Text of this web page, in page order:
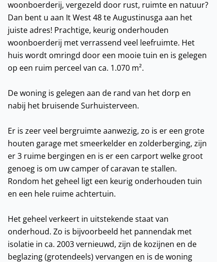
woonboerderij, vergezeld door rust, ruimte en natuur?
Dan bent u aan It West 48 te Augustinusga aan het
juiste adres! Prachtige, keurig onderhouden
woonboerderij met verrassend veel leefruimte. Het
huis wordt omringd door een mooie tuin en is gelegen
op een ruim perceel van ca. 1.070 m².
De woning is gelegen aan de rand van het dorp en
nabij het bruisende Surhuisterveen.
Er is zeer veel bergruimte aanwezig, zo is er een grote
houten garage met smeerkelder en zolderberging, zijn
er 3 ruime bergingen en is er een carport welke groot
genoeg is om uw camper of caravan te stallen.
Rondom het geheel ligt een keurig onderhouden tuin
en een hele ruime achtertuin.
Het geheel verkeert in uitstekende staat van
onderhoud. Zo is bijvoorbeeld het pannendak met
isolatie in ca. 2003 vernieuwd, zijn de kozijnen en de
beglazing (grotendeels) vervangen en is de woning